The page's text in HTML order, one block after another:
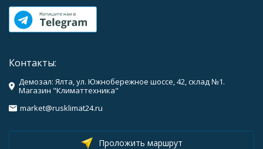
Контакты:
Демозал: Ялта, ул. Южнобережное шоссе, 42, склад №1.
Магазин "Климаттехника"
market@rusklimat24.ru
Проложить маршрут